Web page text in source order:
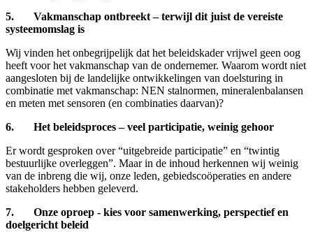
5. Vakmanschap ontbreekt – terwijl dit juist de vereiste
systeemomslag is
Wij vinden het onbegrijpelijk dat het beleidskader vrijwel geen oog
heeft voor het vakmanschap van de ondernemer. Waarom wordt niet
aangesloten bij de landelijke ontwikkelingen van doelsturing in
combinatie met vakmanschap: NEN stalnormen, mineralenbalansen
en meten met sensoren (en combinaties daarvan)?
6. Het beleidsproces – veel participatie, weinig gehoor
Er wordt gesproken over “uitgebreide participatie” en “twintig
bestuurlijke overleggen”. Maar in de inhoud herkennen wij weinig
van de inbreng die wij, onze leden, gebiedscoöperaties en andere
stakeholders hebben geleverd.
7. Onze oproep - kies voor samenwerking, perspectief en
doelgericht beleid